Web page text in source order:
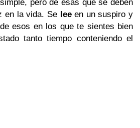
pero de esas que se deben
en la vida. Se leeen un suspiro y
esos en los que te sientes bien
tanto tiempo conteniendo el